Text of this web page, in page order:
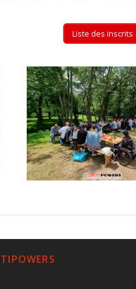
Liste des inscrits